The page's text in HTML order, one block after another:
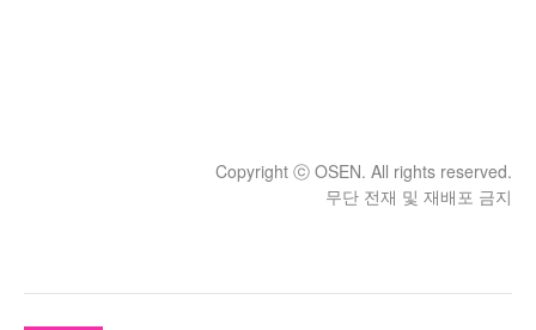
Copyright ⓒ OSEN. All rights reserved.
무단 전재 및 재배포 금지